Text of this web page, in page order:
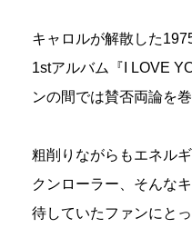
キャロルが解散した
1stアルバム『I LOVE
ンの間では賛否両論を巻
粗削りながらもエネル
クンローラー、そんな
待していたファンにと